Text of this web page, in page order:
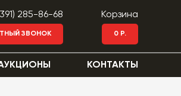
285-86-68
ЗВОНОК
Корзина
0 Р.
КОНТАКТЫ